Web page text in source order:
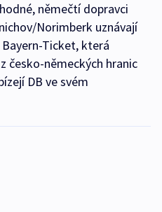
němečtí dopravci
Norimberk uznávají
Ticket, která
česko-německých hranic
DB ve svém